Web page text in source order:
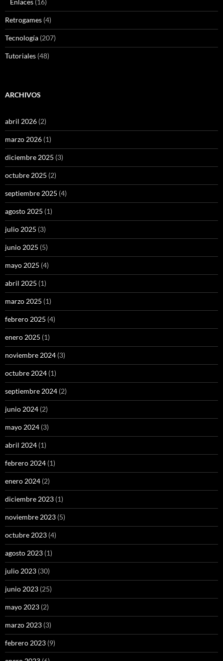
Enlaces (16)
Retrogames (4)
Tecnología (207)
Tutoriales (48)
ARCHIVOS
abril 2026 (2)
marzo 2026 (1)
diciembre 2025 (3)
octubre 2025 (2)
septiembre 2025 (4)
agosto 2025 (1)
julio 2025 (3)
junio 2025 (5)
mayo 2025 (4)
abril 2025 (1)
marzo 2025 (1)
febrero 2025 (4)
enero 2025 (1)
noviembre 2024 (3)
octubre 2024 (1)
septiembre 2024 (2)
junio 2024 (2)
mayo 2024 (3)
abril 2024 (1)
febrero 2024 (1)
enero 2024 (2)
diciembre 2023 (1)
noviembre 2023 (5)
octubre 2023 (4)
agosto 2023 (1)
julio 2023 (30)
junio 2023 (25)
mayo 2023 (2)
marzo 2023 (3)
febrero 2023 (9)